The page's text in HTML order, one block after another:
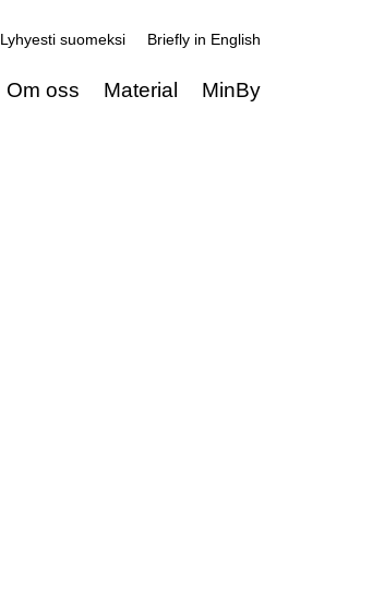
Lyhyesti suomeksi Briefly in English
Om oss Material MinBy